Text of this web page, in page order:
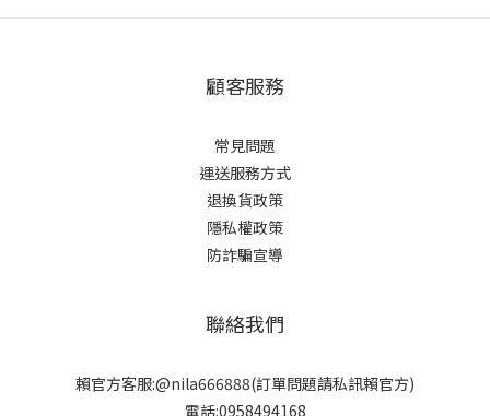
顧客服務
常見問題
運送服務方式
退換貨政策
隱私權政策
防詐騙宣導
聯絡我們
賴官方客服:@nila666888(訂單問題請私訊賴官方)
電話:0958494168